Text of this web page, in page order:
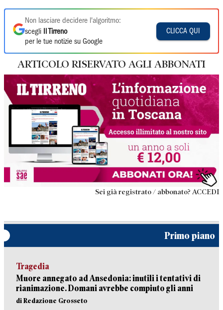
Non lasciare decidere l'algoritmo:
scegli
Il Tirreno
per le tue notizie su Google
CLICCA QUI
ARTICOLO RISERVATO AGLI ABBONATI
Sei già registrato / abbonato? ACCEDI
Primo piano
Tragedia
Muore annegato ad Ansedonia: inutili i tentativi di
rianimazione. Domani avrebbe compiuto gli anni
di Redazione Grosseto